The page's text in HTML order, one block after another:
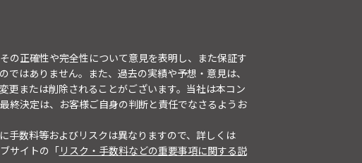
の正確性や完全性について意見を表明し、また保証す
はありません。また、過去の実績や予想・意見は、
更または削除されることがございます。当社は本コン
終決定は、お客様ご自身の判断と責任でなさるようお
手数料等およびリスクは異なりますので、詳しくは
サイトの「リスク・手数料などの重要事項に関する説